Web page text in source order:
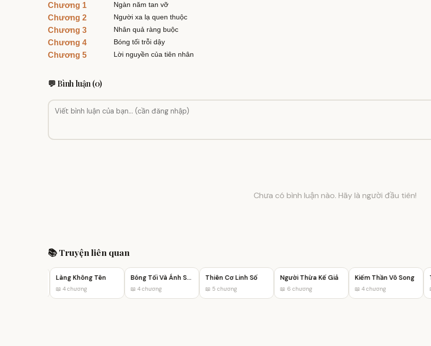
Chương 1 Ngàn năm tan vỡ
Chương 2 Người xa lạ quen thuộc
Chương 3 Nhân quả ràng buộc
Chương 4 Bóng tối trỗi dậy
Chương 5 Lời nguyền của tiên nhân
💬 Bình luận (0)
Chưa có bình luận nào. Hãy là người đầu tiên!
📚 Truyện liên quan
Làng Không Tên
📖 4 chương
Bóng Tối Và Ánh Sáng
📖 4 chương
Thiên Cơ Linh Số
📖 5 chương
Người Thừa Kế Giả
📖 6 chương
Kiếm Thần Vô Song
📖 4 chương